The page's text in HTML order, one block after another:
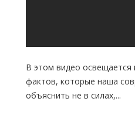
В этом видео освещается
фактов, которые наша
объяснить не в силах,...